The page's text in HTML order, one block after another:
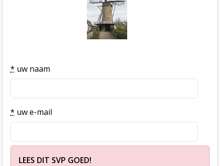
* uw naam
* uw e-mail
LEES DIT SVP GOED!